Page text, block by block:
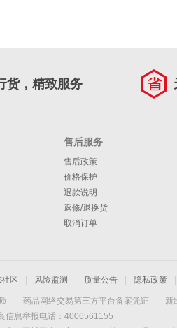
货，精致服务
售后服务
售后政策
价格保护
退款说明
返修/退换货
取消订单
区 风险监测 质量公告 隐私政策
药品网络交易第三方平台备案凭证
新
信息举报电话：4006561155